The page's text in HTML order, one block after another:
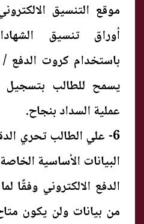
موقع التنسيق
أوراق تنسيق
باستخدام كروت الدفع
يسمح للطالب بتسجيل
عملية السداد بنجاح.
6- علي الطالب تحري
البيانات الأساسية
الدفع الالكتروني وفقًا
من بيانات ولن يكون